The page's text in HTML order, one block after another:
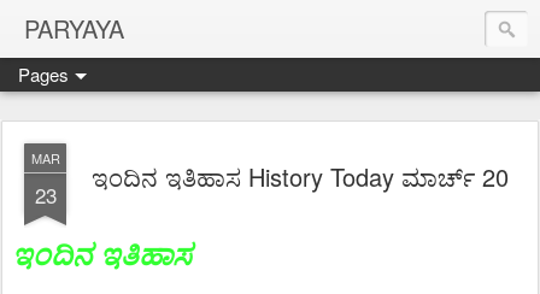
PARYAYA
Pages
MAR
23
ಇಂದಿನ ಇತಿಹಾಸ History Today ಮಾರ್ಚ್ 20
ಇಂದಿನ ಇತಿಹಾಸ